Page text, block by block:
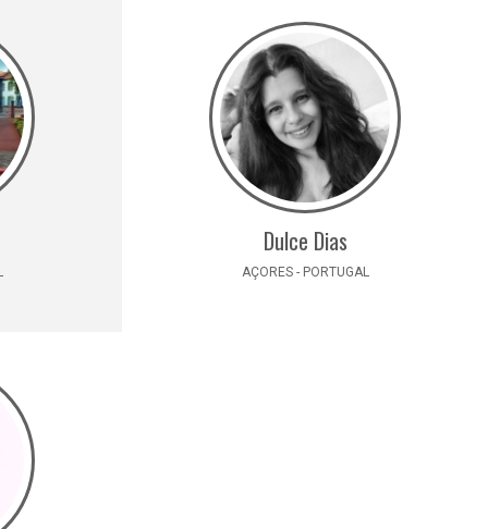
Dulce Dias
AÇORES - PORTUGAL